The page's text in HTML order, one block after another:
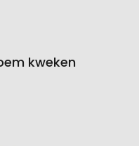
kweken